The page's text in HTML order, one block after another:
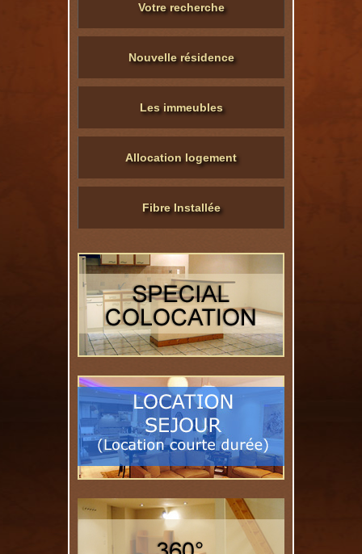
Votre recherche
Nouvelle résidence
Les immeubles
Allocation logement
Fibre Installée